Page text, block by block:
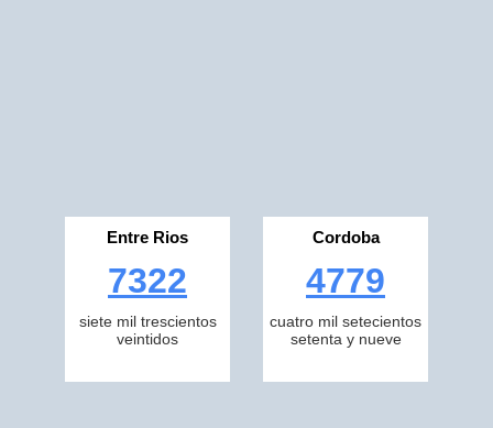
Entre Rios
7322
siete mil trescientos
veintidos
Cordoba
4779
cuatro mil setecientos
setenta y nueve